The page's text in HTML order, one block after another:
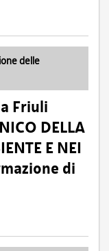
delle
Friuli
DELLA
E NEI
di